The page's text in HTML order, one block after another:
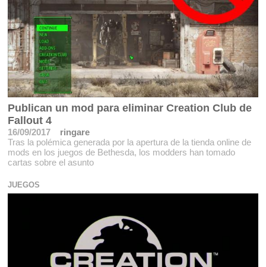
Publican un mod para eliminar Creation Club de
Fallout 4
16/09/2017
ringare
Tras la polémica generada por la apertura de la tienda online de
mods en los juegos de Bethesda, los modders han tomado
cartas sobre el asunto
JUEGOS